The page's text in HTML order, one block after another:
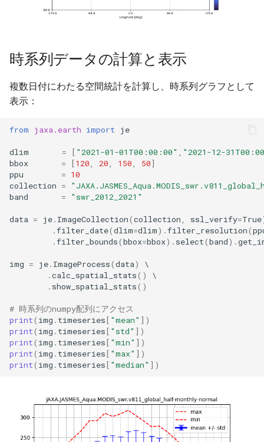
時系列データの計算と表示
複数日付にわたる空間統計を計算し、時系列グラフとして
表示：
from jaxa.earth import je
dlim = [ "2021-01-01T00:00:00" , "2021-12-
bbox
= [120, 20, 150, 50]
ppu
= 10
collection =
band
= "swr_2012_2021"
data = je. ImageCollection(collection, ssl_verify=True
.filter_date(dlim=dlim) .filter_resolution(
.filter_bounds(bbox=bbox) . select(band) .
img = je. ImageProcess(data)
.calc_spatial_stats()
. show_spatial_stats()
# 時系列のnumpy配列にアクセス
print( img . timeseries[ "mean" ])
print( img . timeseries[ "std" ])
print( img . timeseries[ "min" ])
print( img . timeseries[ "max" ])
print( img . timeseries[ "median" ])